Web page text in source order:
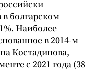
болгарском
Наиболее
в 2014-м
Костадинова,
с 2021 года (38